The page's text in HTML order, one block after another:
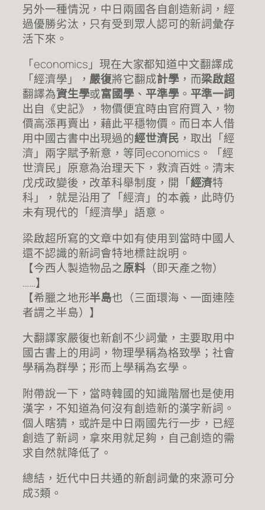
另外一種情況，中日兩國各自創造新詞，經
過優勝劣汰，只有受到眾人認可的新詞彙存
活下來。
「economics」現在大家都知道中文翻譯成
「經濟學」，嚴復將它翻成計學，而梁啟超
翻譯為資生學或富國學 、 平準學。 平準一詞
出自《史記》，物價便宜時由官府買入，物
價高漲再賣出，藉此平穩物價。而日本人借
用中國古書中出現過的經世濟民 ，取出「經
濟」兩字賦予新意，等同economics。「經
世濟民」原意為治理天下，救濟百姓。清末
戊戌政變後，改革科舉制度，開「經濟特
科」，就是沿用了「經濟」的本義，此時仍
未有現代的「經濟學」語意。
梁啟超所寫的文章中如有使用到當時中國人
還不認識的新詞會特地標註說明。
【今西人製造物品之原料（即天產之物）
……】
【希臘之地形半島也（三面環海、一面連陸
者謂之半島）】
大翻譯家嚴復也新創不少詞彙，主要取用中
國古書上的用詞，物理學稱為格致學；社會
學稱為群學；形而上學稱為玄學。
附帶說一下，當時韓國的知識階層也是使用
漢字，不知道為何沒有創造新的漢字新詞。
個人瞎猜，或許是中日兩國先行一步，已經
創造了新詞，拿來用就足夠，自己創造的需
求自然就降低了。
總結，近代中日共通的新創詞彙的來源可分
成3類。